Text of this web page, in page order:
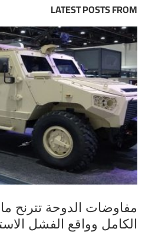
LATEST POSTS FROM
مفاوضات الدوحة تترنح ما
الكامل وواقع الفشل